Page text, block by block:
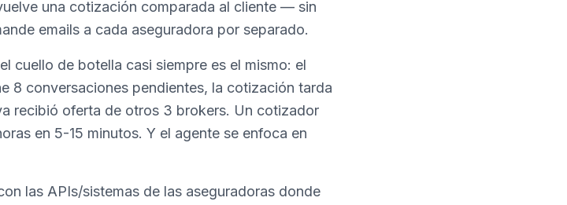
una cotización comparada al cliente — sin
emails a cada aseguradora por separado.
cuello de botella casi siempre es el mismo: el
8 conversaciones pendientes, la cotización tarda
recibió oferta de otros 3 brokers. Un cotizador
en 5-15 minutos. Y el agente se enfoca en
las APIs/sistemas de las aseguradoras donde